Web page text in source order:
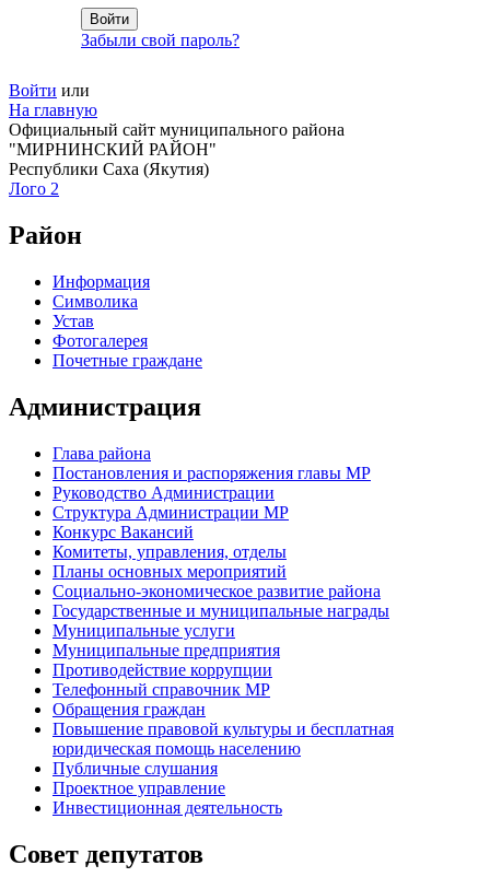
Забыли свой пароль?
Войти или
На главную
Официальный сайт муниципального района
"МИРНИНСКИЙ РАЙОН"
Республики Саха (Якутия)
Лого 2
Район
Информация
Символика
Устав
Фотогалерея
Почетные граждане
Администрация
Глава района
Постановления и распоряжения главы МР
Руководство Администрации
Структура Администрации МР
Конкурс Вакансий
Комитеты, управления, отделы
Планы основных мероприятий
Социально-экономическое развитие района
Государственные и муниципальные награды
Муниципальные услуги
Муниципальные предприятия
Противодействие коррупции
Телефонный справочник МР
Обращения граждан
Повышение правовой культуры и бесплатная
юридическая помощь населению
Публичные слушания
Проектное управление
Инвестиционная деятельность
Совет депутатов